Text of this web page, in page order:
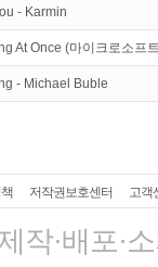
- Karmin
At Once (마이크로소프
- Michael Buble
저작권보호센터 고객
작·배포·